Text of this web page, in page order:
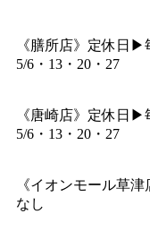
《膳所店》定休日▶︎
5/6・13・20・27
《唐崎店》定休日▶︎
5/6・13・20・27
《イオンモール草
なし